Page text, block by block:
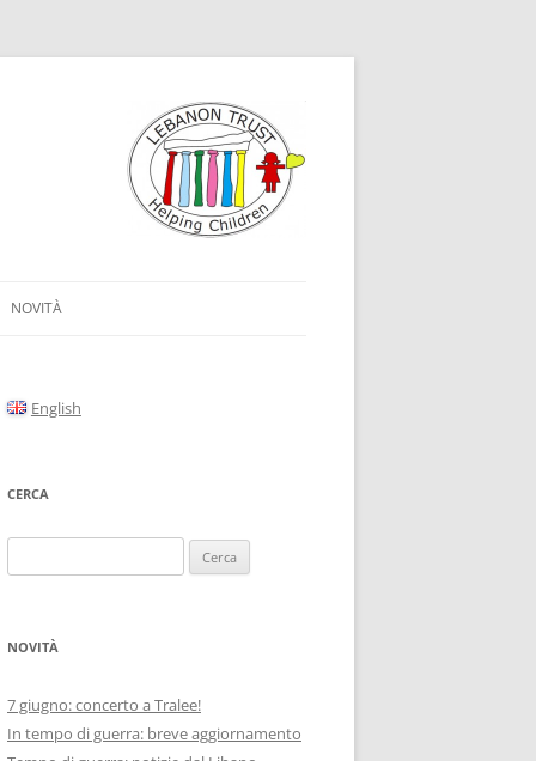
NOVITÀ
English
CERCA
per:
NOVITÀ
7 giugno: concerto a Tralee!
In tempo di guerra: breve aggiornamento